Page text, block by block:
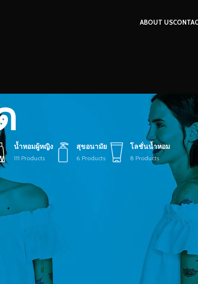
ABOUT US
น้ำหอมผู้หญิง
111 Products
สุขอนามัย
6 Products
โลชั่นน้ำหอม
8 Products